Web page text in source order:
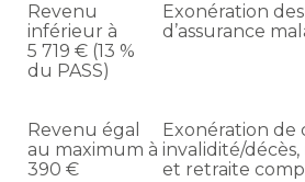
Revenu
inférieur à
5 719 € (13 %
du PASS)
Exonération
d’assurance
Revenu égal
au maximum à
390 €
Exonération de
invalidité/
et retraite